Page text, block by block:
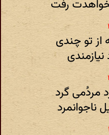
رفت
از تو چندی
مردُمی‌ گرد